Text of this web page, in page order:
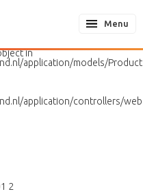
application/models/
in
application/models/
application/controllers/
Menu
2